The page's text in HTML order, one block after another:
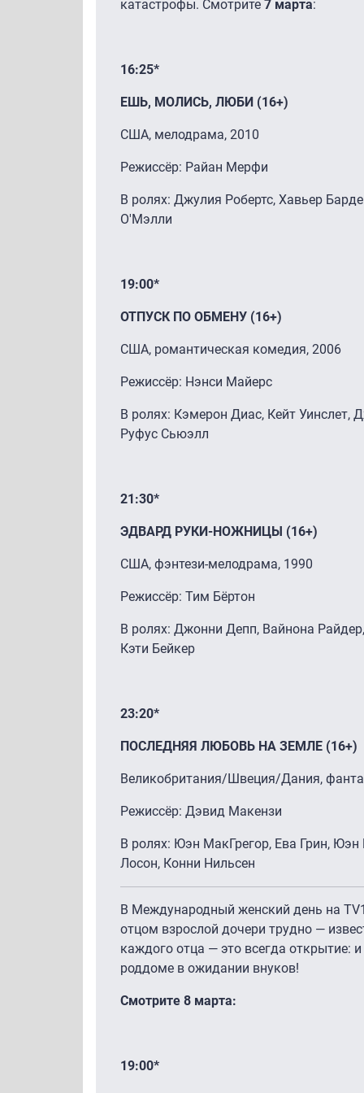
катастрофы. Смотрите 7 марта:
16:25*
ЕШЬ, МОЛИСЬ, ЛЮБИ (16+)
США, мелодрама, 2010
Режиссёр: Райан Мерфи
В ролях: Джулия Робертс, Хавьер
О'Мэлли
19:00*
ОТПУСК ПО ОБМЕНУ (16+)
США, романтическая комедия, 2006
Режиссёр: Нэнси Майерс
В ролях: Кэмерон Диас, Кейт Уинслет,
Руфус Сьюэлл
21:30*
ЭДВАРД РУКИ-НОЖНИЦЫ (16+)
США, фэнтези-мелодрама, 1990
Режиссёр: Тим Бёртон
В ролях: Джонни Депп, Вайнона
Кэти Бейкер
23:20*
ПОСЛЕДНЯЯ ЛЮБОВЬ НА ЗЕМЛЕ (16+)
Великобритания/Швеция/Дания,
Режиссёр: Дэвид Макензи
В ролях: Юэн МакГрегор, Ева Грин,
Лосон, Конни Нильсен
В Международный женский день на
отцом взрослой дочери трудно —
каждого отца — это всегда открытие:
роддоме в ожидании внуков!
Смотрите 8 марта:
19:00*